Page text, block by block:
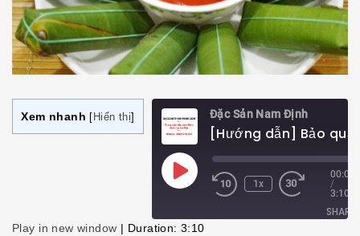
Xem nhanh Hiển thị Đặc Sản Nam Định
Play
Episode
1x
00:00
/
3:10
SHARE
Play in new window | Duration: 3:10